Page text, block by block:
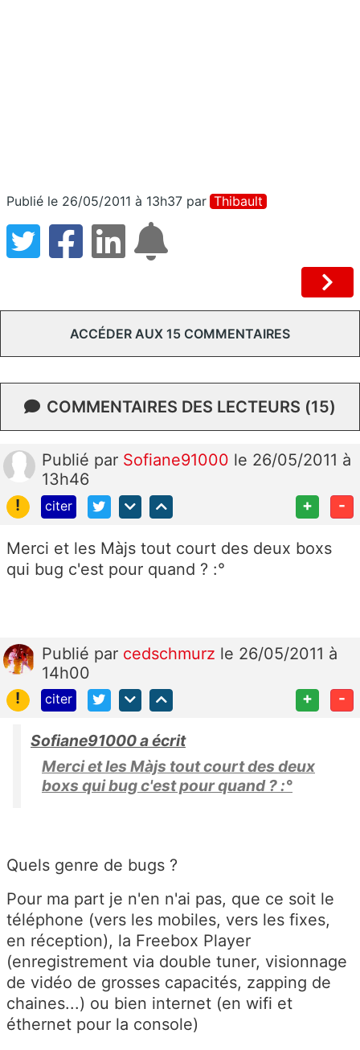
Publié le 26/05/2011 à 13h37 par Thibault
ACCÉDER AUX 15 COMMENTAIRES
COMMENTAIRES DES LECTEURS (15)
Publié par Sofiane91000 le 26/05/2011 à
13h46
!
citer + -
Merci et les Màjs tout court des deux boxs
qui bug c'est pour quand ? :°
Publié par cedschmurz le 26/05/2011 à
14h00
!
citer + -
Sofiane91000 a écrit
Merci et les Màjs tout court des deux
boxs qui bug c'est pour quand ? :°
Quels genre de bugs ?
Pour ma part je n'en n'ai pas, que ce soit le
téléphone (vers les mobiles, vers les fixes,
en réception), la Freebox Player
(enregistrement via double tuner, visionnage
de vidéo de grosses capacités, zapping de
chaines...) ou bien internet (en wifi et
éthernet pour la console)